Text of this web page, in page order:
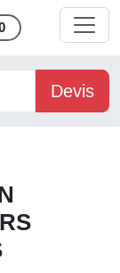
Devis